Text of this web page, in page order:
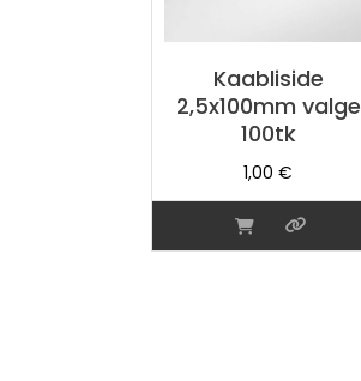
Kaabliside
2,5x100mm valge
100tk
1,00€